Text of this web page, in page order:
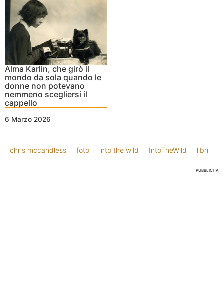
Alma Karlin, che girò il
mondo da sola quando le
donne non potevano
nemmeno scegliersi il
cappello
6 Marzo 2026
chris mccandless foto into the wild IntoTheWild libri
PUBBLICITÀ